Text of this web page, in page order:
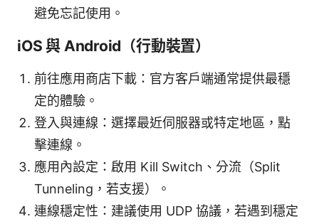
避免忘記使用。
iOS 與 Android（行動裝置）
前往應用商店下載：官方客戶端通常提供最穩
定的體驗。
登入與連線：選擇最近伺服器或特定地區，點
擊連線。
應用內設定：啟用 Kill Switch、分流（Split
Tunneling，若支援）。
連線穩定性：建議使用 UDP 協議，若遇到穩定